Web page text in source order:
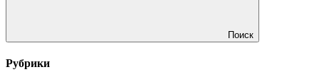
Поиск
Рубрики